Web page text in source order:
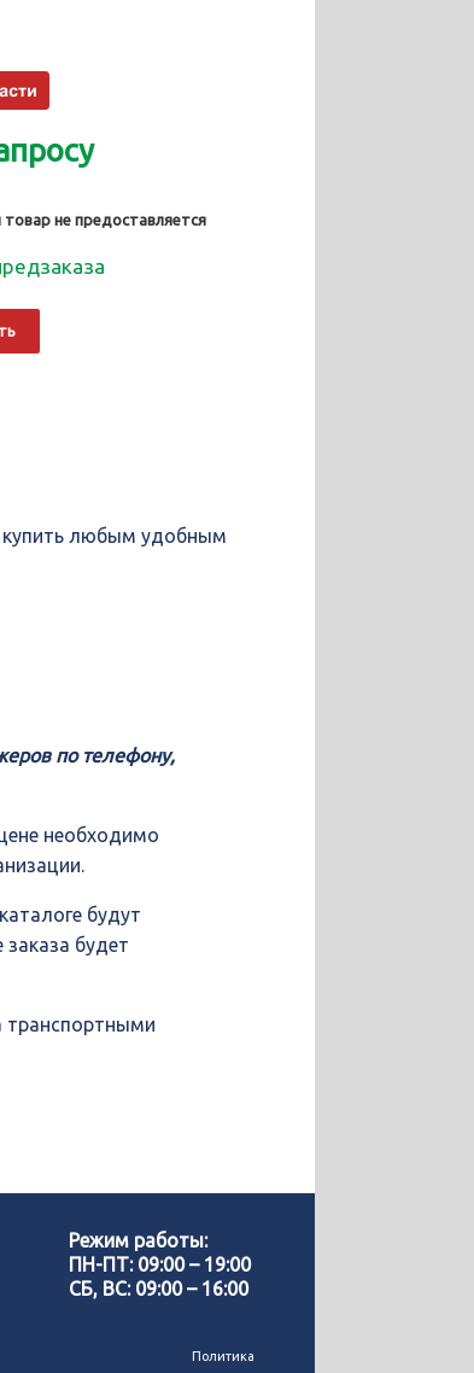
товар не предоставляется
купить любым удобным
по телефону,
необходимо
будут
будет
транспортными
Режим работы:
ПН-ПТ: 09:00 – 19:00
СБ, ВС: 09:00 – 16:00
Политика